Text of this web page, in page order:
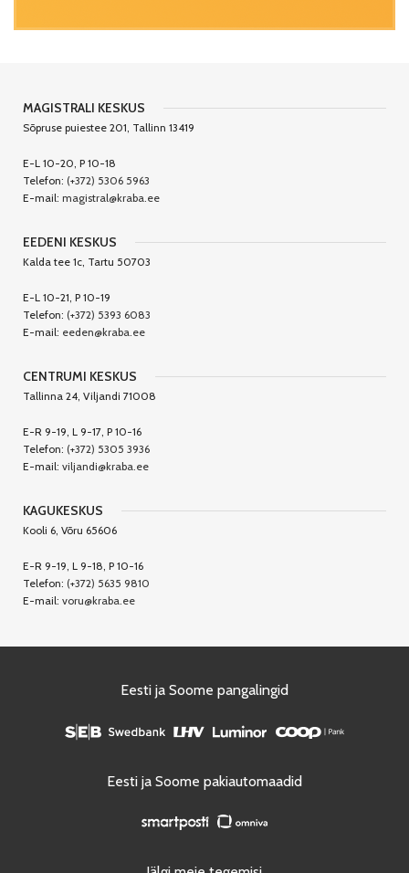
MAGISTRALI KESKUS
Sõpruse puiestee 201, Tallinn 13419
E-L 10-20, P 10-18
Telefon: (+372) 5306 5963
E-mail: magistral@kraba.ee
EEDENI KESKUS
Kalda tee 1c, Tartu 50703
E-L 10-21, P 10-19
Telefon: (+372) 5393 6083
E-mail: eeden@kraba.ee
CENTRUMI KESKUS
Tallinna 24, Viljandi 71008
E-R 9-19, L 9-17, P 10-16
Telefon: (+372) 5305 3936
E-mail: viljandi@kraba.ee
KAGUKESKUS
Kooli 6, Võru 65606
E-R 9-19, L 9-18, P 10-16
Telefon: (+372) 5635 9810
E-mail: voru@kraba.ee
Eesti ja Soome pangalingid
Eesti ja Soome pakiautomaadid